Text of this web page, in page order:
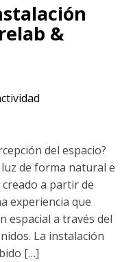
&
del espacio?
de forma natural e
a partir de
experiencia que
espacial a través del
La instalación
[…]